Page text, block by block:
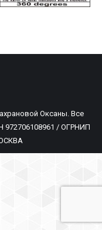
Оксаны. Все
972706108961 / ОГРНИП